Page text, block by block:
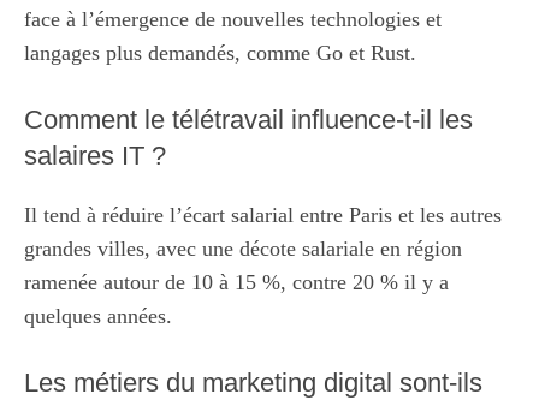
face à l’émergence de nouvelles technologies et
langages plus demandés, comme Go et Rust.
Comment le télétravail influence-t-il les
salaires IT ?
Il tend à réduire l’écart salarial entre Paris et les autres
grandes villes, avec une décote salariale en région
ramenée autour de 10 à 15 %, contre 20 % il y a
quelques années.
Les métiers du marketing digital sont-ils